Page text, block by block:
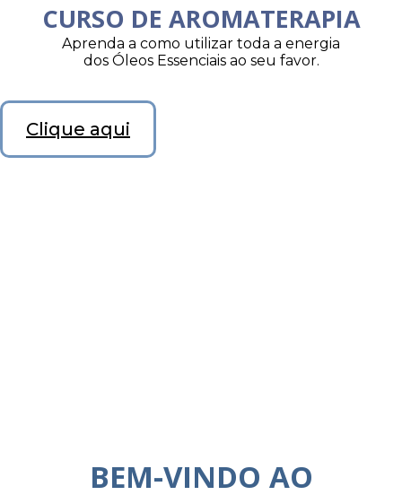
CURSO DE AROMATERAPIA
Aprenda a como utilizar toda a energia
dos Óleos Essenciais ao seu favor.
Clique aqui
BEM-VINDO AO